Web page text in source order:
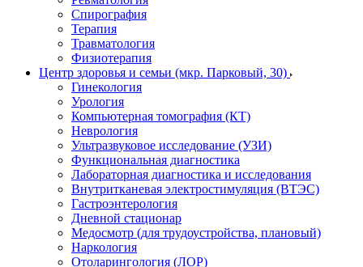
Спирография
Терапия
Травматология
Физиотерапия
Центр здоровья и семьи (мкр. Парковый, 30)
Гинекология
Урология
Компьютерная томография (КТ)
Неврология
Ультразвуковое исследование (УЗИ)
Функциональная диагностика
Лабораторная диагностика и исследования
Внутритканевая электростимуляция (ВТЭС)
Гастроэнтерология
Дневной стационар
Медосмотр (для трудоустройства, плановый)
Наркология
Отоларингология (ЛОР)